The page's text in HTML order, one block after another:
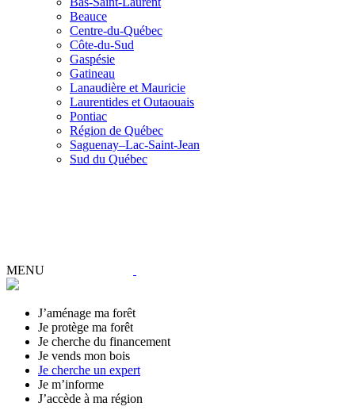
Beauce
Centre-du-Québec
Côte-du-Sud
Gaspésie
Gatineau
Lanaudière et Mauricie
Laurentides et Outaouais
Pontiac
Région de Québec
Saguenay–Lac-Saint-Jean
Sud du Québec
MENU
J’aménage ma forêt
Je protège ma forêt
Je cherche du financement
Je vends mon bois
Je cherche un expert
Je m’informe
J’accède à ma région